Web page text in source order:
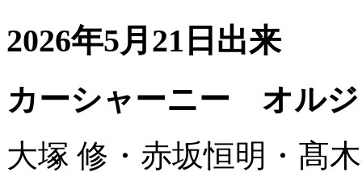
2026年5月21日出来
カーシャーニー オル
大塚 修・赤坂恒明・髙